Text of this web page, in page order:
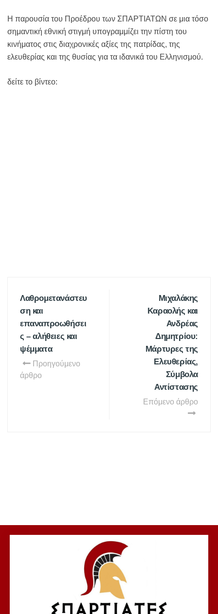
Η παρουσία του Προέδρου των ΣΠΑΡΤΙΑΤΩΝ σε μια τόσο
σημαντική εθνική στιγμή υπογραμμίζει την πίστη του
κινήματος στις διαχρονικές αξίες της πατρίδας, της
ελευθερίας και της θυσίας για τα ιδανικά του Ελληνισμού.
δείτε το βίντεο:
Λαθρομετανάστευ
ση και
επαναπροωθήσει
ς – αλήθειες και
ψέμματα
Προηγούμενο
άρθρο
Μιχαλάκης
Καραολής και
Ανδρέας
Δημητρίου:
Μάρτυρες της
Ελευθερίας,
Σύμβολα
Αντίστασης
Επόμενο άρθρο